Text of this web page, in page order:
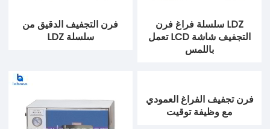
فرن التجفيف الدقيق من
سلسلة LDZ
LDZ سلسلة فراغ فرن
التجفيف شاشة LCD تعمل
باللمس